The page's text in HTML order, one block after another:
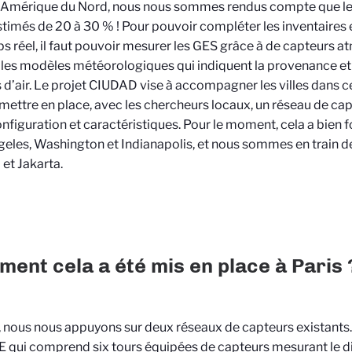
Amérique du Nord, nous nous sommes rendus compte que
de 20 à 30 % ! Pour pouvoir compléter les
réel, il faut pouvoir mesurer les GES grâce à de capteurs
modèles météorologiques qui indiquent la provenance
d’air. Le projet CIUDAD vise à accompagner les villes dans
en place, avec les chercheurs locaux, un réseau de
et caractéristiques. Pour le moment, cela a bien
Washington et Indianapolis, et nous sommes en train
Jakarta.
cela a été mis en place à Paris
nous nous appuyons sur deux réseaux de capteurs
qui comprend six tours équipées de capteurs mesurant le